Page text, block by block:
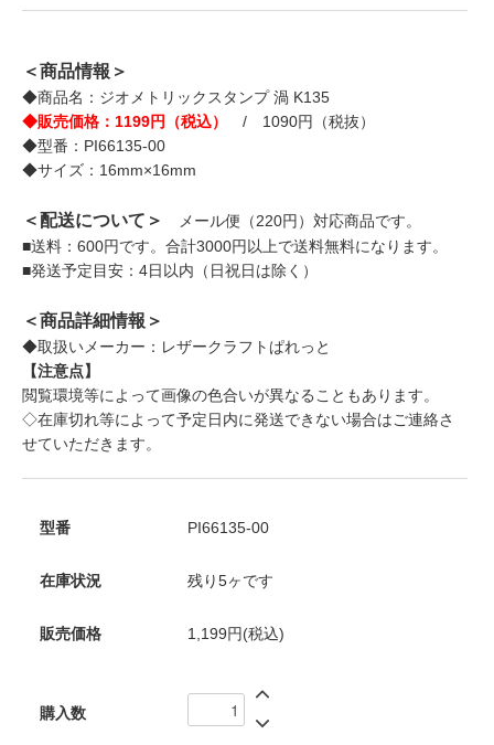
＜商品情報＞
◆商品名：ジオメトリックスタンプ 渦 K135
◆販売価格：1199円（税込）
/ 1090円（税抜）
◆型番：PI66135-00
◆サイズ：16mm×16mm
＜配送について＞
メール便（220円）対応商品です。
■送料：600円です。合計3000円以上で送料無料になります。
■発送予定目安：4日以内（日祝日は除く）
＜商品詳細情報＞
◆取扱いメーカー：レザークラフトぱれっと
【注意点】
閲覧環境等によって画像の色合いが異なることもあります。
◇在庫切れ等によって予定日内に発送できない場合はご連絡さ
せていただきます。
型番 PI66135-00
在庫状況 残り5ヶです
販売価格 1,199円(税込)
購入数